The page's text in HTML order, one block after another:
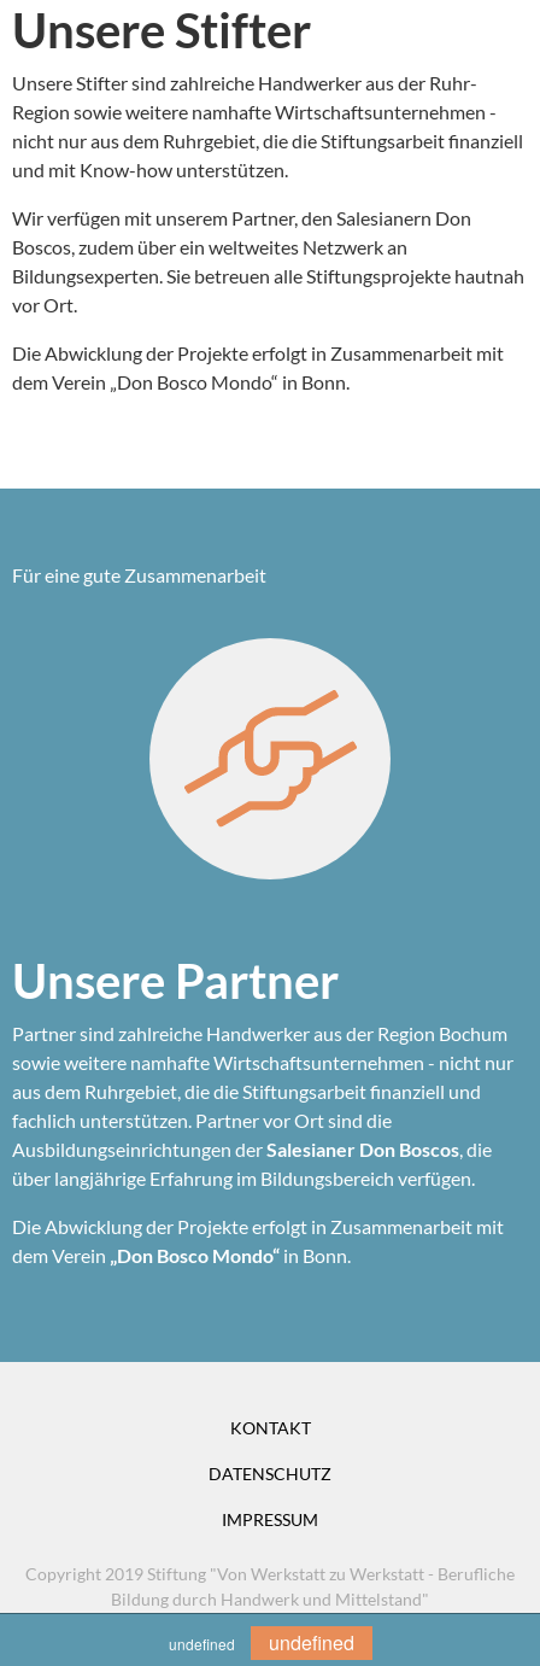
Unsere Stifter
Unsere Stifter sind zahlreiche Handwerker aus der Ruhr-
Region sowie weitere namhafte Wirtschaftsunternehmen -
nicht nur aus dem Ruhrgebiet, die die Stiftungsarbeit finanziell
und mit Know-how unterstützen.
Wir verfügen mit unserem Partner, den Salesianern Don
Boscos, zudem über ein weltweites Netzwerk an
Bildungsexperten. Sie betreuen alle Stiftungsprojekte hautnah
vor Ort.
Die Abwicklung der Projekte erfolgt in Zusammenarbeit mit
dem Verein „Don Bosco Mondo“ in Bonn.
Für eine gute Zusammenarbeit
Unsere Partner
Partner sind zahlreiche Handwerker aus der Region Bochum
sowie weitere namhafte Wirtschaftsunternehmen - nicht nur
aus dem Ruhrgebiet, die die Stiftungsarbeit finanziell und
fachlich unterstützen. Partner vor Ort sind die
Ausbildungseinrichtungen derSalesianer Don Boscos, die
über langjährige Erfahrung im Bildungsbereich verfügen.
Die Abwicklung der Projekte erfolgt in Zusammenarbeit mit
dem Verein „Don Bosco Mondo“ in Bonn.
KONTAKT
DATENSCHUTZ
IMPRESSUM
Copyright 2019 Stiftung "Von Werkstatt zu Werkstatt - Berufliche
Bildung durch Handwerk und Mittelstand"
undefined undefined